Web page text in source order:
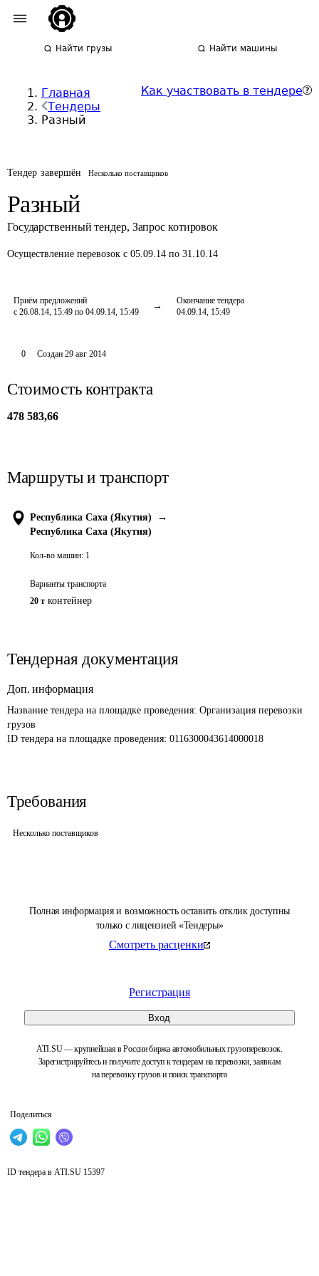
Найти грузы Найти машины
Главная
Тендеры
Разный
Как участвовать в тендере
Тендер завершён Несколько поставщиков
Разный
Государственный тендер, Запрос котировок
Осуществление перевозок с 05.09.14 по 31.10.14
Приём предложений
с 26.08.14, 15:49 по 04.09.14, 15:49
Окончание тендера
04.09.14, 15:49
Полная информация и возможность оставить отклик доступны
только с лицензией «Тендеры»
Смотреть расценки
Регистрация
Вход
ATI.SU — крупнейшая в России биржа автомобильных грузоперевозок.
Зарегистрируйтесь и получите доступ к тендерам на перевозки, заявкам
на перевозку грузов и поиск транспорта
Поделиться
0 Создан 29 авг 2014
Стоимость контракта
478 583,66
Маршруты и транспорт
Республика Саха (Якутия)
→
Республика Саха (Якутия)
Кол-во машин: 1
Варианты транспорта
20 т контейнер
Тендерная документация
Доп. информация
Название тендера на площадке проведения: Организация перевозки
грузов
ID тендера на площадке проведения: 0116300043614000018
Требования
Несколько поставщиков
ID тендера в ATI.SU 15397